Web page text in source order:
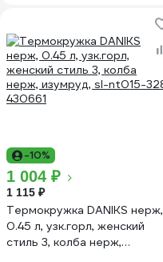
-10%
1 004 ₽
1 115 ₽
Термокружка DANIKS нерж,
0.45 л, узк.горл, женский
стиль 3, колба нерж,